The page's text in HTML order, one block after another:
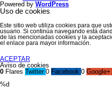
Powered by WordPress
Uso de cookies
Este sitio web utiliza cookies para que
usuario. Si continúa navegando está
de las mencionadas cookies y la
el enlace para mayor información.
ACEPTAR
Aviso de cookies
0 Flares Twitter 0 Facebook 0 Google+
%d